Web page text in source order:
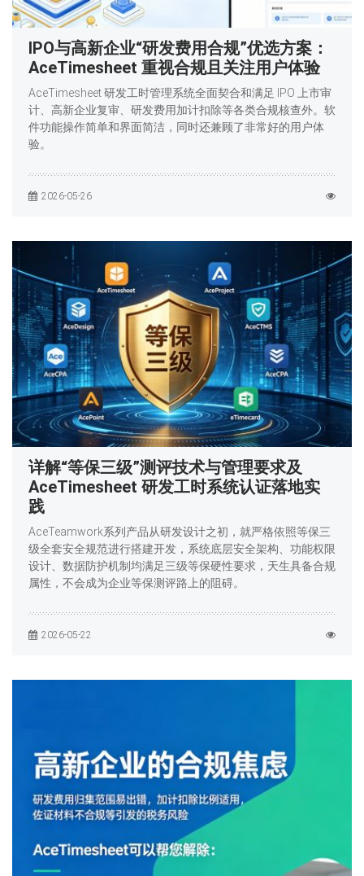
IPO与高新企业“研发费用合规”优选方案：
AceTimesheet 重视合规且关注用户体验
AceTimesheet 研发工时管理系统全面契合和满足 IPO 上市审
计、高新企业复审、研发费用加计扣除等各类合规核查外。软
件功能操作简单和界面简洁，同时还兼顾了非常好的用户体
验。
2026-05-26
详解“等保三级”测评技术与管理要求及
AceTimesheet 研发工时系统认证落地实
践
AceTeamwork系列产品从研发设计之初，就严格依照等保三
级全套安全规范进行搭建开发，系统底层安全架构、功能权限
设计、数据防护机制均满足三级等保硬性要求，天生具备合规
属性，不会成为企业等保测评路上的阻碍。
2026-05-22